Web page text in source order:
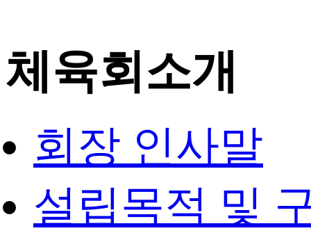
체육회소개
회장 인사말
설립목적 및